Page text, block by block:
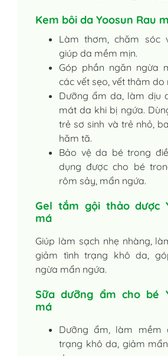
Kem bôi da Yoosun Rau
Làm thơm, chăm sóc
giúp da mềm mịn.
Góp phần ngăn ngừa
các vết sẹo, vết thâm do
Dưỡng ẩm da, làm dịu
mát da khi bị ngứa.
trẻ sơ sinh và trẻ nhỏ,
hăm tã.
Bảo vệ da bé trong
dụng được cho bé
rôm sảy, mẩn ngứa.
Gel tắm gội thảo dược
má
Giúp làm sạch nhẹ nhàng,
giảm tình trạng khô da,
ngừa mẩn ngứa.
Sữa dưỡng ẩm cho bé
má
Dưỡng ẩm, làm mềm
trạng khô da, giảm